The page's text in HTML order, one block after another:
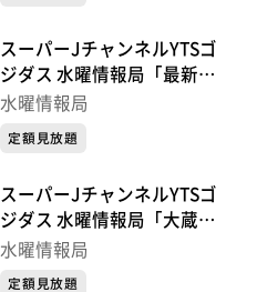
スーパーJチャンネルYTSゴ
ジダス 水曜情報局「最新お
すすめ防災グッズ」
水曜情報局
定額見放題
スーパーJチャンネルYTSゴ
ジダス 水曜情報局「大蔵村
肘折の「地面出し競争」に参
水曜情報局
定額見放題